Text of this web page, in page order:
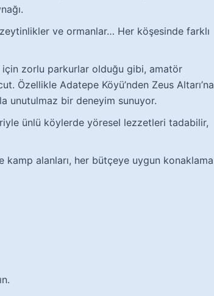
ve ormanlar… Her köşesinde farklı
için zorlu parkurlar olduğu gibi, amatör
Özellikle Adatepe Köyü’nden Zeus Altarı’na
unutulmaz bir deneyim sunuyor.
ünlü köylerde yöresel lezzetleri tadabilir,
kamp alanları, her bütçeye uygun konaklama